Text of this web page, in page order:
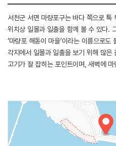
서천군 서면 마량포구는 바다 쪽으로 툭
위치상 일몰과 일출을 함께 볼 수 있다.
‘마량포 해돋이 마을’이라는 이름으로
각지에서 일몰과 일출을 보기 위해 많은
고기가 잘 잡히는 포인트이며, 새벽에
온 싱싱한 해산물을 경매하는 광경을 볼
자연산 광어 도미 축제, 6월 한산모시문
예술제, 8월 홍원항 전어·꽃게 축제 등
넘쳐난다. 마량포구 뒤편으로 가면 500
그루가 숲을 이루고 있는 동백나무숲이